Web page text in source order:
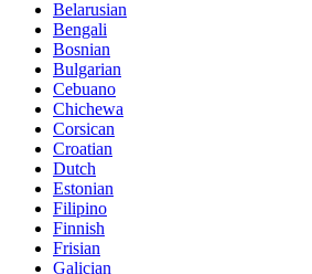
Belarusian
Bengali
Bosnian
Bulgarian
Cebuano
Chichewa
Corsican
Croatian
Dutch
Estonian
Filipino
Finnish
Frisian
Galician